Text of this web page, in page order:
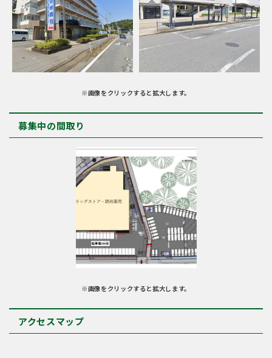
※画像をクリックすると拡大します。
募集中の間取り
※画像をクリックすると拡大します。
アクセスマップ